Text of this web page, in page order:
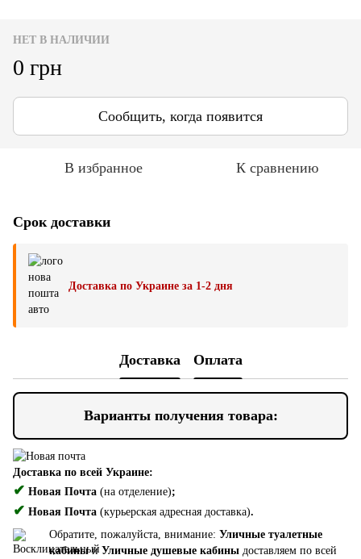
НЕТ В НАЛИЧИИ
0 грн
Сообщить, когда появится
В избранное К сравнению
Срок доставки
Доставка по Украине за 1-2 дня
Доставка Оплата
Варианты получения товара:
Доставка по всей Украине:
✔ Новая Почта (на отделение);
✔ Новая Почта (курьерская адресная доставка).
Обратите, пожалуйста, внимание: Уличные туалетные
кабиныи Уличные душевые кабины доставляем по всей